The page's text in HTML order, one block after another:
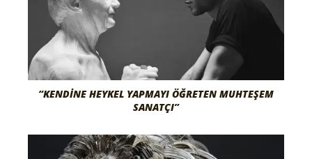
“KENDINE HEYKEL YAPMAYI ÖĞRETEN MUHTEŞEM
SANATÇI”